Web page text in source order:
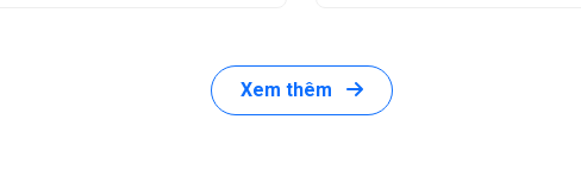
Xem thêm